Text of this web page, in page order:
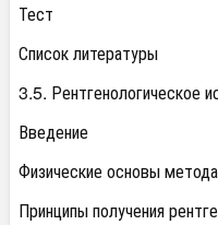
Тест
Список литературы
3.5. Рентгенологическое
Введение
Физические основы метода
Принципы получения